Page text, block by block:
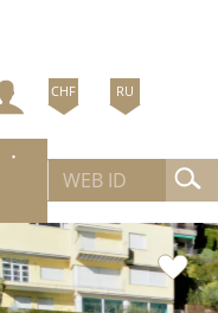
CHF RU